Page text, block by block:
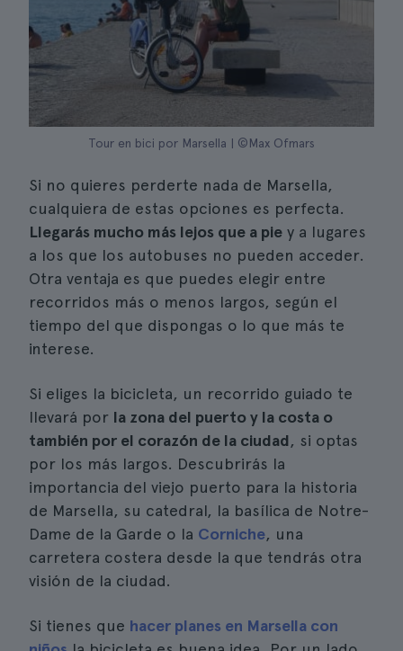
Tour en bici por Marsella | ©Max Ofmars
Si no quieres perderte nada de Marsella,
cualquiera de estas opciones es perfecta.
Llegarás mucho más lejos que a pie y a lugares
a los que los autobuses no pueden acceder.
Otra ventaja es que puedes elegir entre
recorridos más o menos largos, según el
tiempo del que dispongas o lo que más te
interese.
Si eliges la bicicleta, un recorrido guiado te
llevará por la zona del puerto y la costa o
también por el corazón de la ciudad, si optas
por los más largos. Descubrirás la
importancia del viejo puerto para la historia
de Marsella, su catedral, la basílica de Notre-
Dame de la Garde o la Corniche, una
carretera costera desde la que tendrás otra
visión de la ciudad.
Si tienes que hacer planes en Marsella con